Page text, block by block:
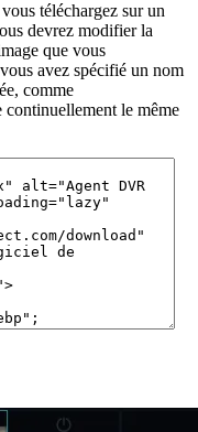
téléchargez sur un
devrez modifier la
que vous
avez spécifié un nom
comme
le même